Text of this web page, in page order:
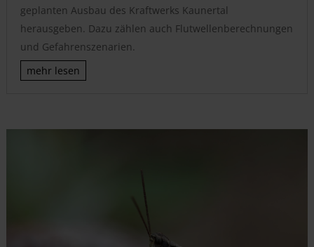
geplanten Ausbau des Kraftwerks Kaunertal
herausgeben. Dazu zählen auch Flutwellenberechnungen
und Gefahrenszenarien.
mehr lesen